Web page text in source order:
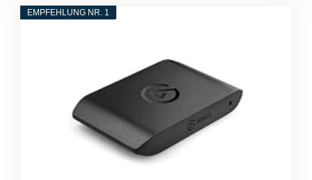
EMPFEHLUNG NR. 1